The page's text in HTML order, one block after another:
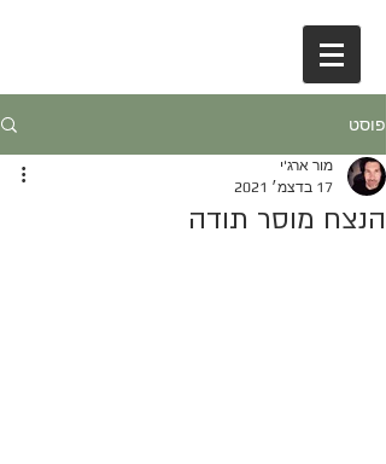
פוסט
הנצח מוסר תודה
מור ארג'י
17 בדצמ׳ 2021